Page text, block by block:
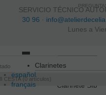
SERVICIO TÉCNICO
30 96 ·
Lunes a
español
français
CESTA 0 artículos
navigation
Clarinetes
Clarinete SIb